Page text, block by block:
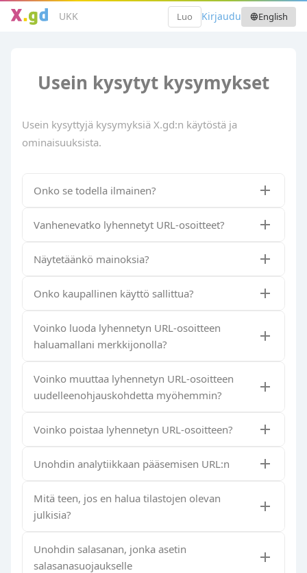
UKK Luo Kirjaudu languageEnglish
Usein kysytyt kysymykset
Usein kysyttyjä kysymyksiä X.gd:n käytöstä ja
ominaisuuksista.
Onko se todella ilmainen?
Vanhenevatko lyhennetyt URL-osoitteet?
Näytetäänkö mainoksia?
Onko kaupallinen käyttö sallittua?
Voinko luoda lyhennetyn URL-osoitteen
haluamallani merkkijonolla?
Voinko muuttaa lyhennetyn URL-osoitteen
uudelleenohjauskohdetta myöhemmin?
Voinko poistaa lyhennetyn URL-osoitteen?
Unohdin analytiikkaan pääsemisen URL:n
Mitä teen, jos en halua tilastojen olevan
julkisia?
Unohdin salasanan, jonka asetin
salasanasuojaukselle